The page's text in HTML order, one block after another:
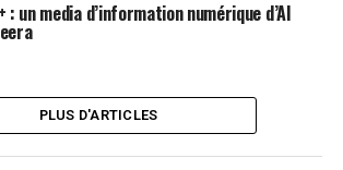
: un media d’information numérique d’Al
PLUS D'ARTICLES